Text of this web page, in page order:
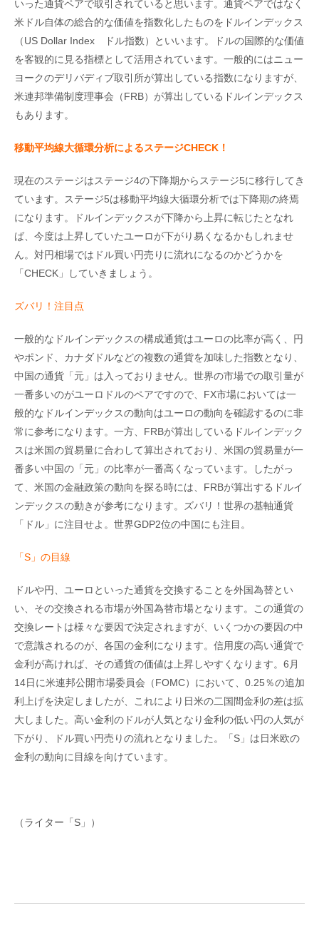
いった通貨ペアで取引されていると思います。通貨ペアではなく
米ドル自体の総合的な価値を指数化したものをドルインデックス
（US Dollar Index ドル指数）といいます。ドルの国際的な価値
を客観的に見る指標として活用されています。一般的にはニュー
ヨークのデリバディブ取引所が算出している指数になりますが、
米連邦準備制度理事会（FRB）が算出しているドルインデックス
もあります。
移動平均線大循環分析によるステージCHECK！
現在のステージはステージ4の下降期からステージ5に移行してき
ています。ステージ5は移動平均線大循環分析では下降期の終焉
になります。ドルインデックスが下降から上昇に転じたとなれ
ば、今度は上昇していたユーロが下がり易くなるかもしれませ
ん。対円相場ではドル買い円売りに流れになるのかどうかを
「CHECK」していきましょう。
ズバリ！注目点
一般的なドルインデックスの構成通貨はユーロの比率が高く、円
やポンド、カナダドルなどの複数の通貨を加味した指数となり、
中国の通貨「元」は入っておりません。世界の市場での取引量が
一番多いのがユーロドルのペアですので、FX市場においては一
般的なドルインデックスの動向はユーロの動向を確認するのに非
常に参考になります。一方、FRBが算出しているドルインデック
スは米国の貿易量に合わして算出されており、米国の貿易量が一
番多い中国の「元」の比率が一番高くなっています。したがっ
て、米国の金融政策の動向を探る時には、FRBが算出するドルイ
ンデックスの動きが参考になります。ズバリ！世界の基軸通貨
「ドル」に注目せよ。世界GDP2位の中国にも注目。
「S」の目線
ドルや円、ユーロといった通貨を交換することを外国為替とい
い、その交換される市場が外国為替市場となります。この通貨の
交換レートは様々な要因で決定されますが、いくつかの要因の中
で意識されるのが、各国の金利になります。信用度の高い通貨で
金利が高ければ、その通貨の価値は上昇しやすくなります。6月
14日に米連邦公開市場委員会（FOMC）において、0.25％の追加
利上げを決定しましたが、これにより日米の二国間金利の差は拡
大しました。高い金利のドルが人気となり金利の低い円の人気が
下がり、ドル買い円売りの流れとなりました。「S」は日米欧の
金利の動向に目線を向けています。
（ライター「S」）